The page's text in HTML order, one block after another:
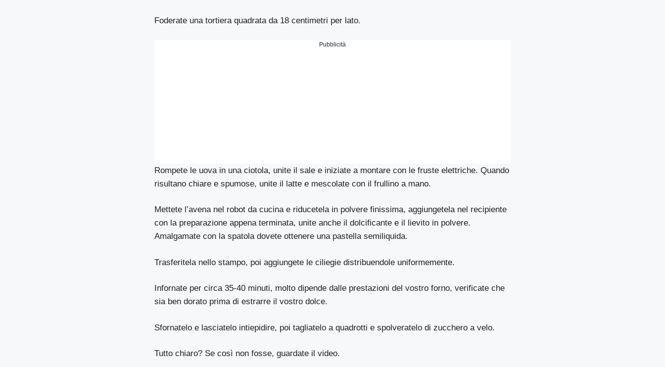
Foderate una tortiera quadrata da 18 centimetri per lato.
Pubblicità
Rompete le uova in una ciotola, unite il sale e iniziate a montare con le fruste elettriche. Quando
risultano chiare e spumose, unite il latte e mescolate con il frullino a mano.
Mettete l’avena nel robot da cucina e riducetela in polvere finissima, aggiungetela nel recipiente
con la preparazione appena terminata, unite anche il dolcificante e il lievito in polvere.
Amalgamate con la spatola dovete ottenere una pastella semiliquida.
Trasferitela nello stampo, poi aggiungete le ciliegie distribuendole uniformemente.
Infornate per circa 35-40 minuti, molto dipende dalle prestazioni del vostro forno, verificate che
sia ben dorato prima di estrarre il vostro dolce.
Sfornatelo e lasciatelo intiepidire, poi tagliatelo a quadrotti e spolveratelo di zucchero a velo.
Tutto chiaro? Se così non fosse, guardate il video.